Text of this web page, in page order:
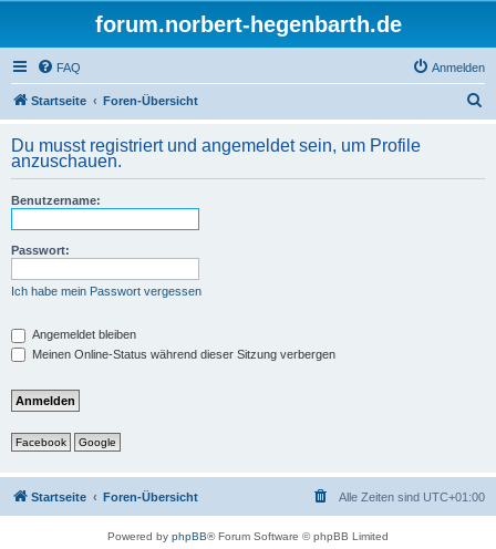
forum.norbert-hegenbarth.de
FAQ Anmelden
Startseite Foren-Übersicht
h
Du musst registriert und angemeldet sein, um Profile
anzuschauen.
Benutzername:
Passwort:
Ich habe mein Passwort vergessen
Angemeldet bleiben
Meinen Online-Status während dieser Sitzung verbergen
Facebook Google
Startseite Foren-Übersicht Alle Zeiten sind UTC+01:00
Powered by phpBB® Forum Software © phpBB Limited